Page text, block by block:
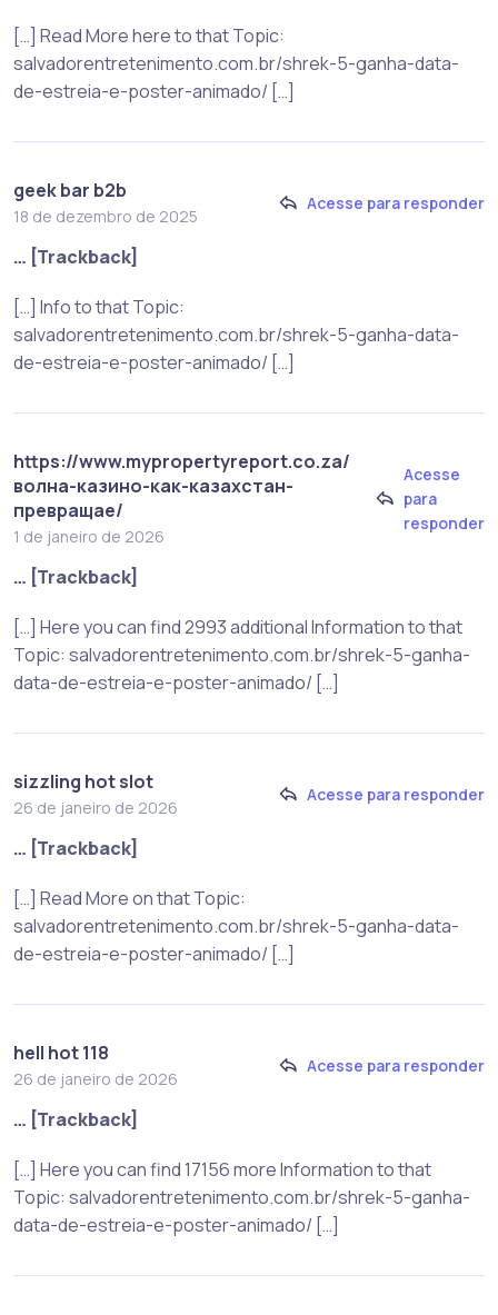
[…] Read More here to that Topic:
salvadorentretenimento.com.br/shrek-5-ganha-data-
de-estreia-e-poster-animado/ […]
geek bar b2b
18 de dezembro de 2025
Acesse para responder
… [Trackback]
[…] Info to that Topic:
salvadorentretenimento.com.br/shrek-5-ganha-data-
de-estreia-e-poster-animado/ […]
https://www.mypropertyreport.co.za/
волна-казино-как-казахстан-
превращае/
1 de janeiro de 2026
Acesse
para
responder
… [Trackback]
[…] Here you can find 2993 additional Information to that
Topic: salvadorentretenimento.com.br/shrek-5-ganha-
data-de-estreia-e-poster-animado/ […]
sizzling hot slot
26 de janeiro de 2026
Acesse para responder
… [Trackback]
[…] Read More on that Topic:
salvadorentretenimento.com.br/shrek-5-ganha-data-
de-estreia-e-poster-animado/ […]
hell hot 118
26 de janeiro de 2026
Acesse para responder
… [Trackback]
[…] Here you can find 17156 more Information to that
Topic: salvadorentretenimento.com.br/shrek-5-ganha-
data-de-estreia-e-poster-animado/ […]